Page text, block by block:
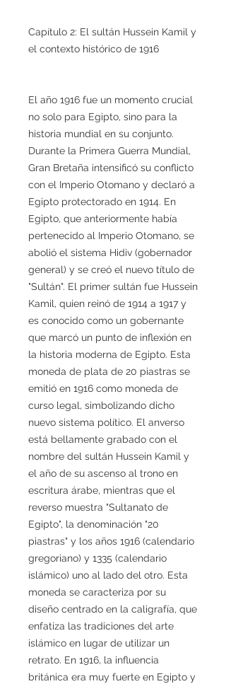
Capítulo 2: El sultán Hussein Kamil y
el contexto histórico de 1916
El año 1916 fue un momento crucial
no solo para Egipto, sino para la
historia mundial en su conjunto.
Durante la Primera Guerra Mundial,
Gran Bretaña intensificó su conflicto
con el Imperio Otomano y declaró a
Egipto protectorado en 1914. En
Egipto, que anteriormente había
pertenecido al Imperio Otomano, se
abolió el sistema Hidiv (gobernador
general) y se creó el nuevo título de
"Sultán". El primer sultán fue Hussein
Kamil, quien reinó de 1914 a 1917 y
es conocido como un gobernante
que marcó un punto de inflexión en
la historia moderna de Egipto. Esta
moneda de plata de 20 piastras se
emitió en 1916 como moneda de
curso legal, simbolizando dicho
nuevo sistema político. El anverso
está bellamente grabado con el
nombre del sultán Hussein Kamil y
el año de su ascenso al trono en
escritura árabe, mientras que el
reverso muestra "Sultanato de
Egipto", la denominación "20
piastras" y los años 1916 (calendario
gregoriano) y 1335 (calendario
islámico) uno al lado del otro. Esta
moneda se caracteriza por su
diseño centrado en la caligrafía, que
enfatiza las tradiciones del arte
islámico en lugar de utilizar un
retrato. En 1916, la influencia
británica era muy fuerte en Egipto y